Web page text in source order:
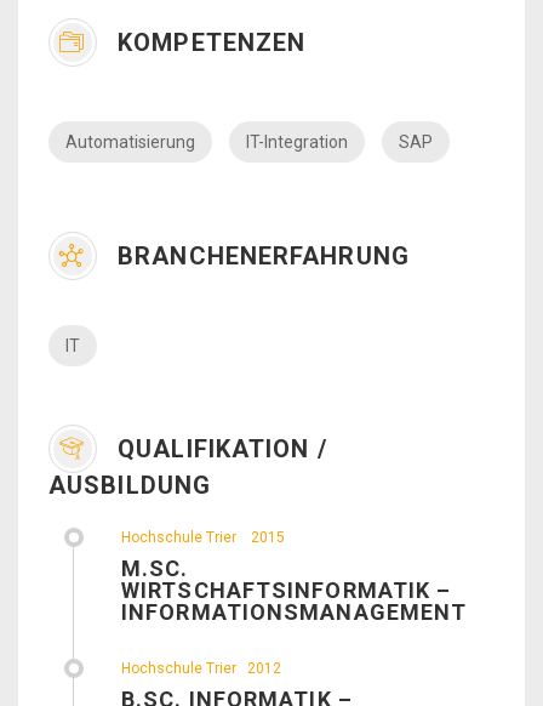
KOMPETENZEN
Automatisierung IT-Integration SAP
BRANCHENERFAHRUNG
IT
QUALIFIKATION /
AUSBILDUNG
Hochschule Trier 2015
M.SC.
WIRTSCHAFTSINFORMATIK –
INFORMATIONSMANAGEMENT
Hochschule Trier 2012
B.SC. INFORMATIK –